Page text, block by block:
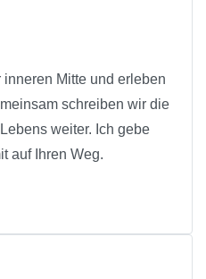
Mitte und erleben
schreiben wir die
weiter. Ich gebe
auf Ihren Weg.